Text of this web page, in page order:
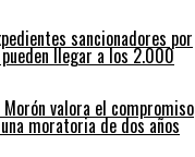
sancionadores por
llegar a los 2.000
valora el compromiso
moratoria de dos años